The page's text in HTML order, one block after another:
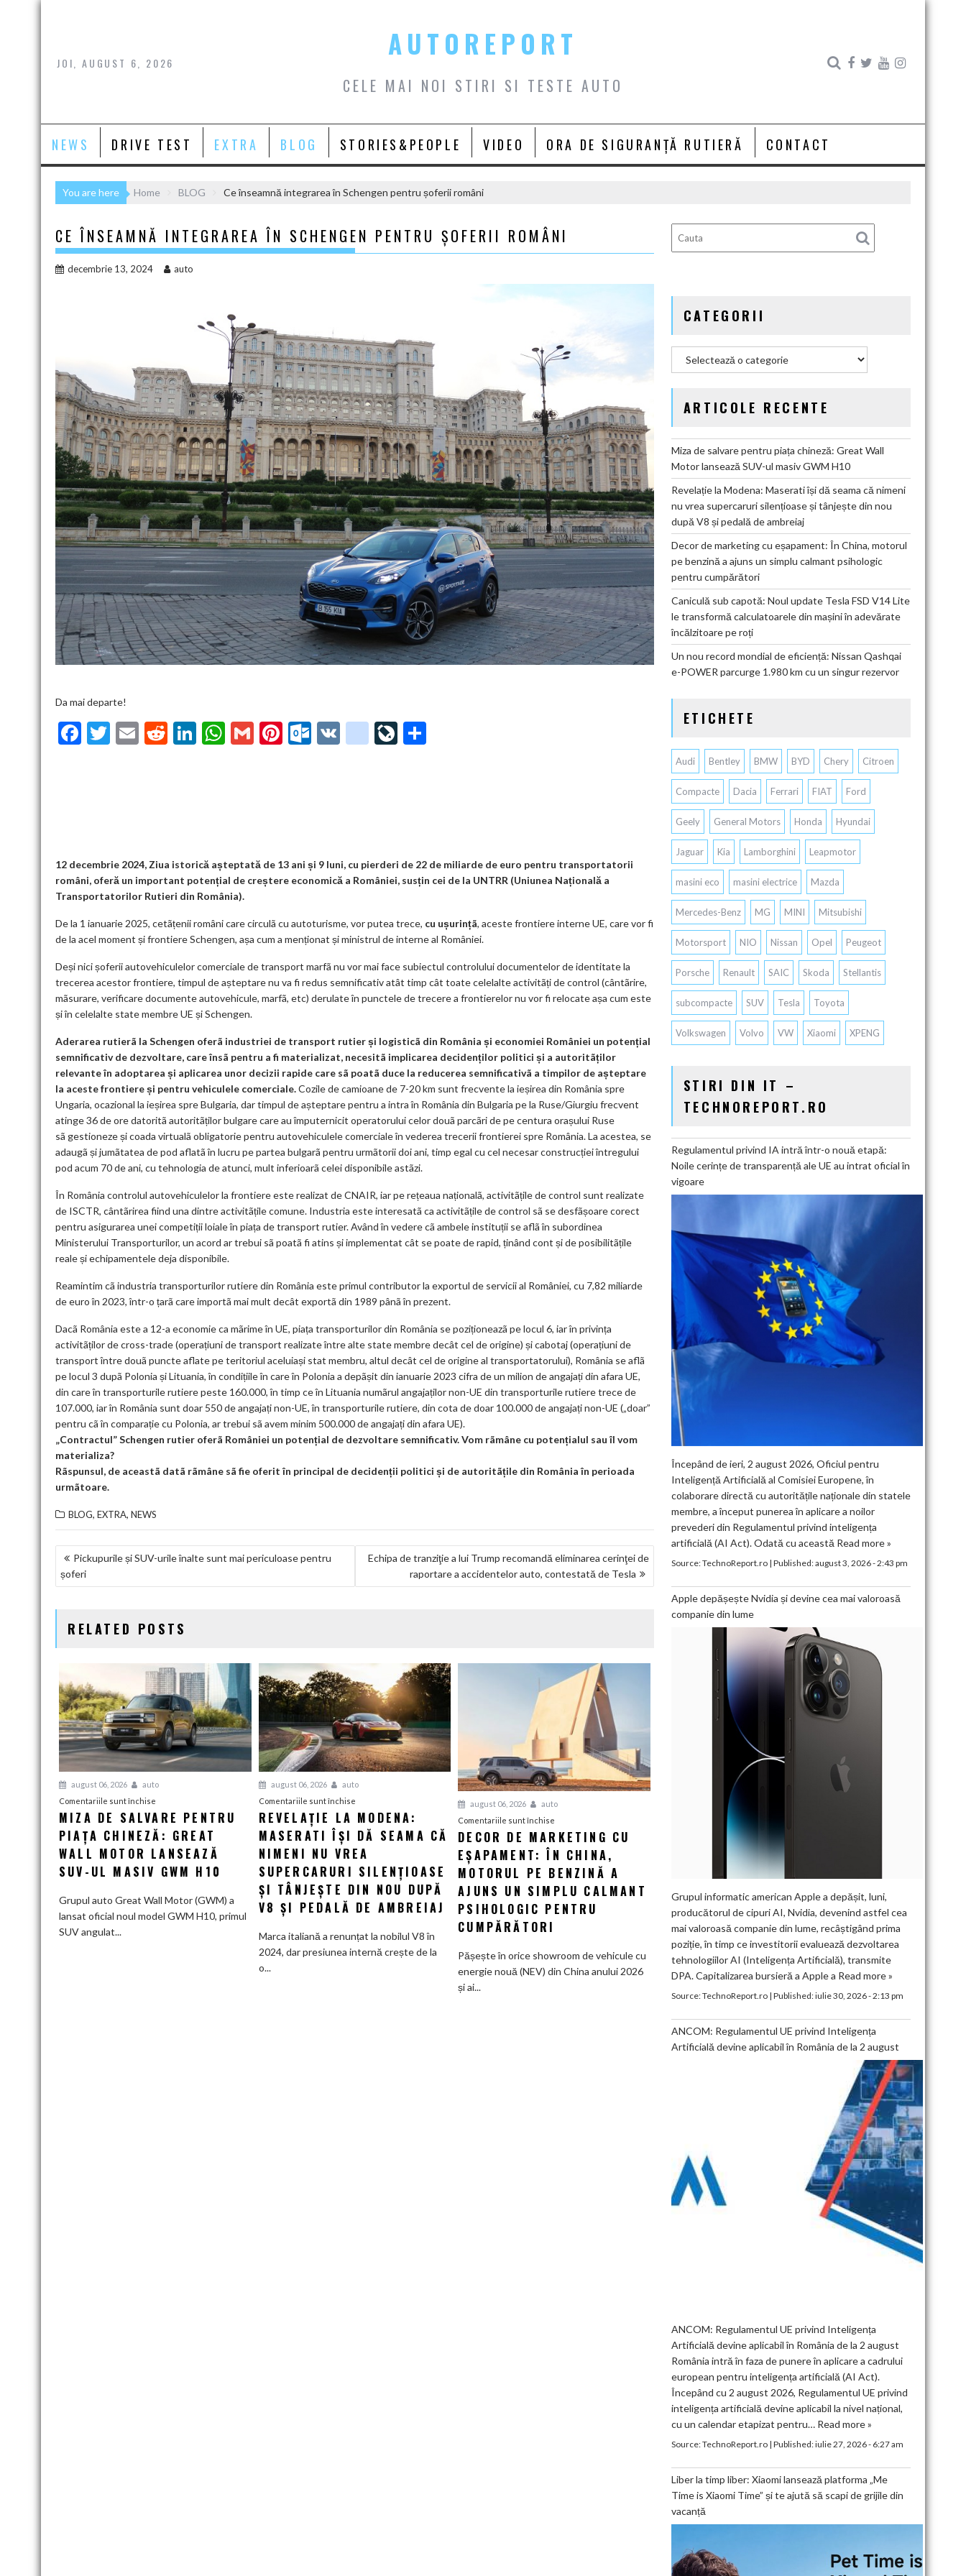
Skip
JOI, AUGUST 6, 2026
AUTOREPORT
CELE MAI NOI STIRI SI TESTE AUTO
NEWS DRIVE TEST EXTRA BLOG STORIES&PEOPLE VIDEO ORA DE SIGURANȚĂ RUTIERĂ CONTACT
You are here Home BLOG Ce înseamnă integrarea în Schengen pentru șoferii români
CE ÎNSEAMNĂ INTEGRAREA ÎN SCHENGEN PENTRU ȘOFERII ROMÂNI
decembrie 13, 2024 auto
Da mai departe!
F
k
T
E
R
Li W
p
G
Pi O
m
V
g
o
o
k
m
ar
ks
Li
12 decembrie 2024, Ziua istorică așteptată de 13 ani și 9 luni, cu pierderi de 22 de miliarde de euro pentru transportatorii
români, oferă un important potențial de creștere economică a României, susțin cei de la UNTRR (Uniunea Națională a
Transportatorilor Rutieri din România).
De la 1 ianuarie 2025, cetãțenii români care circulã cu autoturisme, vor putea trece, cu ușurințã, aceste frontiere interne UE, care vor fi
de la acel moment și frontiere Schengen, așa cum a menționat și ministrul de interne al României.
Deși nici șoferii autovehiculelor comerciale de transport marfã nu vor mai face subiectul controlului documentelor de identitate la
trecerea acestor frontiere, timpul de așteptare nu va fi redus semnificativ atât timp cât toate celelalte activitãți de control (cântãrire,
mãsurare, verificare documente autovehicule, marfã, etc) derulate în punctele de trecere a frontierelor nu vor fi relocate așa cum este
și în celelalte state membre UE și Schengen.
Aderarea rutierã la Schengen oferã industriei de transport rutierși logisticã din România și economiei României un potențial
semnificativ de dezvoltare, care însã pentru a fi materializat, necesitã implicarea decidenților politici și a autoritãților
relevante în adoptarea și aplicarea unor decizii rapide care sã poatã duce la reducerea semnificativã a timpilor de așteptare
la aceste frontiere și pentru vehiculele comerciale.Cozile de camioane de 7-20 km sunt frecvente la ieșirea din România spre
Ungaria, ocazional la ieșirea spre Bulgaria, dar timpul de așteptare pentru a intra în România din Bulgaria pe la Ruse/Giurgiu frecvent
atinge 36 de ore datoritã autoritãților bulgare care au împuternicit operatorului celor douã parcãri de pe centura orașului Ruse
sã gestioneze și coada virtualã obligatorie pentru autovehiculele comerciale în vederea trecerii frontierei spre România. La acestea, se
adaugã și jumãtatea de pod aflatã în lucru pe partea bulgarã pentru urmãtorii doi ani, timp egal cu cel necesar construcției întregului
pod acum 70 de ani, cu tehnologia de atunci, mult inferioarã celei disponibile astãzi.
În România controlul autovehiculelor la frontiere este realizat de CNAIR, iar pe rețeaua naționalã, activitãțile de control sunt realizate
de ISCTR, cântãrirea fiind una dintre activitãțile comune. Industria este interesatã ca activitãțile de control sã se desfãșoare corect
pentru asigurarea unei competiții loiale în piața de transport rutier. Având în vedere cã ambele instituții se aflã în subordinea
Ministerului Transporturilor, un acord ar trebui sã poatã fi atins și implementat cât se poate de rapid, ținând cont și de posibilitãțile
reale și echipamentele deja disponibile.
Reamintim cã industria transporturilor rutiere din România este primul contributor la exportul de servicii al României, cu 7,82 miliarde
de euro în 2023, într-o țarã care importã mai mult decât exportã din 1989 pânã în prezent.
Dacã România este a 12-a economie ca mãrime în UE, piața transporturilor din România se poziționeazã pe locul 6, iar în privința
activitãților de cross-trade (operațiuni de transport realizate între alte state membre decât cel de origine) și cabotaj (operațiuni de
transport între douã puncte aflate pe teritoriul aceluiași stat membru, altul decât cel de origine al transportatorului), România se aflã
pe locul 3 dupã Polonia și Lituania, în condițiile în care în Polonia a depãșit din ianuarie 2023 cifra de un milion de angajați din afara UE,
din care în transporturile rutiere peste 160.000, în timp ce în Lituania numãrul angajaților non-UE din transporturile rutiere trece de
107.000, iar în România sunt doar 550 de angajați non-UE, în transporturile rutiere, din cota de doar 100.000 de angajați non-UE („doar”
pentru cã în comparație cu Polonia, ar trebui sã avem minim 500.000 de angajați din afara UE).
„Contractul” Schengen rutier oferã României un potențial de dezvoltare semnificativ. Vom rãmâne cu potențialul sau îl vom
materializa?
Rãspunsul, de aceastã datã rãmâne sã fie oferit în principal de decidenții politici și de autoritãțile din România în perioada
urmãtoare.
BLOG, EXTRA, NEWS
NAVIGARE
ÎN
Pickupurile și SUV-urile înalte sunt mai periculoase pentru
șoferi
Echipa de tranziţie a lui Trump recomandă eliminarea cerinţei de
raportare a accidentelor auto, contestată de Tesla
RELATED POSTS
august 06, 2026
auto
Comentariile sunt închise
Miza
de
salvare
piața
MIZA DE SALVARE PENTRU
PIAȚA CHINEZĂ: GREAT
WALL MOTOR LANSEAZĂ
SUV-UL MASIV GWM H10
Grupul auto Great Wall Motor (GWM) a
lansat oficial noul model GWM H10, primul
SUV angulat...
august 06, 2026
auto
Comentariile sunt închisepentru
Revelație
la
Modena:
își
dă
seama
nimeni
nu
REVELAȚIE LA MODENA:
MASERATI ÎȘI DĂ SEAMA CĂ
NIMENI NU VREA
SUPERCARURI SILENȚIOASE
ȘI TÂNJEȘTE DIN NOU DUPĂ
V8 ȘI PEDALĂ DE AMBREIAJ
Marca italiană a renunțat la nobilul V8 în
2024, dar presiunea internă crește de la
o...
august 06, 2026
auto
Comentariile sunt închise
Decor
de
marketing
eșapament:
În
pe
benzină
DECOR DE MARKETING CU
EȘAPAMENT: ÎN CHINA,
MOTORUL PE BENZINĂ A
AJUNS UN SIMPLU CALMANT
PSIHOLOGIC PENTRU
CUMPĂRĂTORI
Pășește în orice showroom de vehicule cu
energie nouă (NEV) din China anului 2026
și ai...
CATEGORII
ARTICOLE RECENTE
Miza de salvare pentru piața chineză: Great Wall
Motor lansează SUV-ul masiv GWM H10
Revelație la Modena: Maserati își dă seama că nimeni
nu vrea supercaruri silențioase și tânjește din nou
după V8 și pedală de ambreiaj
Decor de marketing cu eșapament: În China, motorul
pe benzină a ajuns un simplu calmant psihologic
pentru cumpărători
Caniculă sub capotă: Noul update Tesla FSD V14 Lite
le transformă calculatoarele din mașini în adevărate
încălzitoare pe roți
Un nou record mondial de eficiență: Nissan Qashqai
e-POWER parcurge 1.980 km cu un singur rezervor
ETICHETE
Audi Bentley BMW BYD Chery Citroen
Compacte Dacia Ferrari FIAT Ford
Geely General Motors Honda Hyundai
Jaguar Kia Lamborghini Leapmotor
masini eco masini electrice Mazda
Mercedes-Benz MG MINI Mitsubishi
Motorsport NIO Nissan Opel Peugeot
Porsche Renault SAIC Skoda Stellantis
subcompacte SUV Tesla Toyota
Volkswagen Volvo VW Xiaomi XPENG
STIRI DIN IT –
TECHNOREPORT.RO
Regulamentul privind IA intră într-o nouă etapă:
Noile cerințe de transparență ale UE au intrat oficial în
vigoare
Începând de ieri, 2 august 2026, Oficiul pentru
Inteligență Artificială al Comisiei Europene, în
colaborare directă cu autoritățile naționale din statele
membre, a început punerea în aplicare a noilor
prevederi din Regulamentul privind inteligența
artificială (AI Act). Odată cu această Read more »
Source:TechnoReport.ro| Published:august 3, 2026 - 2:43 pm
Apple depășește Nvidia și devine cea mai valoroasă
companie din lume
Grupul informatic american Apple a depășit, luni,
producătorul de cipuri AI, Nvidia, devenind astfel cea
mai valoroasă companie din lume, recâștigând prima
poziție, în timp ce investitorii evaluează dezvoltarea
tehnologiilor AI (Inteligența Artificială), transmite
DPA. Capitalizarea bursieră a Apple a Read more »
Source:TechnoReport.ro| Published:iulie 30, 2026 - 2:13 pm
ANCOM: Regulamentul UE privind Inteligența
Artificială devine aplicabil în România de la 2 august
ANCOM: Regulamentul UE privind Inteligența
Artificială devine aplicabil în România de la 2 august
România intră în faza de punere în aplicare a cadrului
european pentru inteligența artificială (AI Act).
Începând cu 2 august 2026, Regulamentul UE privind
inteligența artificială devine aplicabil la nivel național,
cu un calendar etapizat pentru… Read more »
Source:TechnoReport.ro| Published:iulie 27, 2026 - 6:27 am
Liber la timp liber: Xiaomi lansează platforma „Me
Time is Xiaomi Time” și te ajută să scapi de grijile din
vacanță